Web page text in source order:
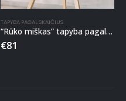
TAPYBA PAGAL SKAIČIUS
“Rūko miškas” tapyba pagal skaičius
€81